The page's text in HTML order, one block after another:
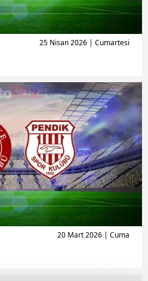
25 Nisan 2026 | Cumartesi
20 Mart 2026 | Cuma